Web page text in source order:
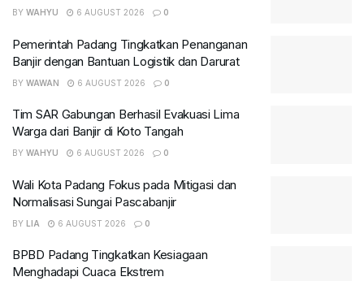
BY WAHYU 6 AUGUST 2026 0
Pemerintah Padang Tingkatkan Penanganan
Banjir dengan Bantuan Logistik dan Darurat
BY WAWAN 6 AUGUST 2026 0
Tim SAR Gabungan Berhasil Evakuasi Lima
Warga dari Banjir di Koto Tangah
BY WAHYU 6 AUGUST 2026 0
Wali Kota Padang Fokus pada Mitigasi dan
Normalisasi Sungai Pascabanjir
BY LIA 6 AUGUST 2026 0
BPBD Padang Tingkatkan Kesiagaan
Menghadapi Cuaca Ekstrem